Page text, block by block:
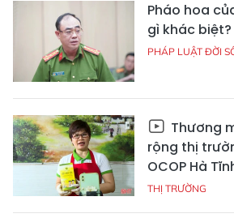
Pháo hoa
gì khác biệt?
PHÁP LUẬT ĐỜI
Thương
rộng thị
OCOP Hà
THỊ TRƯỜNG